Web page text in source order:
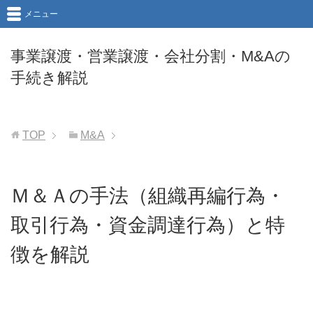
事業譲渡・営業譲渡・会社分割・M&Aの
手続き解説
メニュー
TOP M&A
Ｍ＆Ａの手法（組織再編行為・
取引行為・資金調達行為）と特
徴を解説